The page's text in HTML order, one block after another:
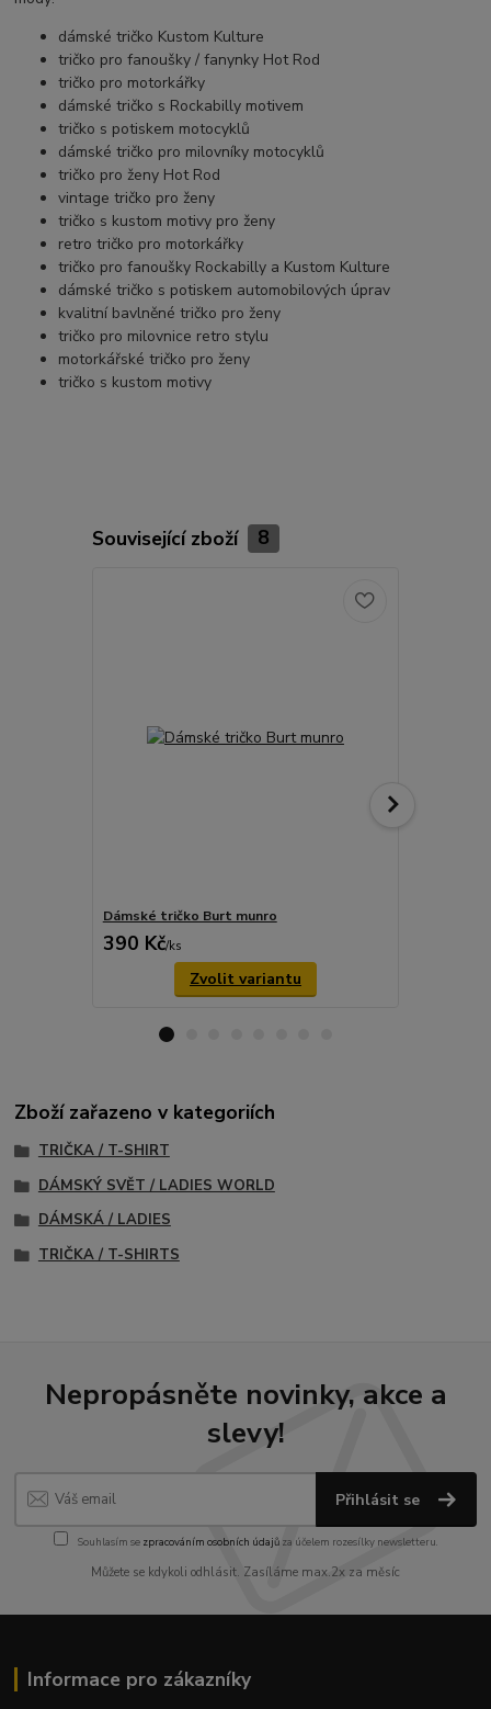
dámské tričko Kustom Kulture
tričko pro fanoušky / fanynky Hot Rod
tričko pro motorkářky
dámské tričko s Rockabilly motivem
tričko s potiskem motocyklů
dámské tričko pro milovníky motocyklů
tričko pro ženy Hot Rod
vintage tričko pro ženy
tričko s kustom motivy pro ženy
retro tričko pro motorkářky
tričko pro fanoušky Rockabilly a Kustom Kulture
dámské tričko s potiskem automobilových úprav
kvalitní bavlněné tričko pro ženy
tričko pro milovnice retro stylu
motorkářské tričko pro ženy
tričko s kustom motivy
Související zboží 8
Dámské tričko Burt munro
390 Kč/ks
Zvolit variantu
Zboží zařazeno v kategoriích
TRIČKA / T-SHIRT
DÁMSKÝ SVĚT / LADIES WORLD
DÁMSKÁ / LADIES
TRIČKA / T-SHIRTS
Nepropásněte novinky, akce a
slevy!
Přihlásit se
Souhlasím se zpracováním osobních údajůza účelem rozesílky newsletteru.
Můžete se kdykoli odhlásit. Zasíláme max.2x za měsíc
Informace pro zákazníky